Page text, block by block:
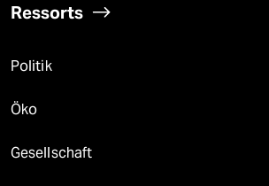
Ressorts
Politik
Öko
Gesellschaft